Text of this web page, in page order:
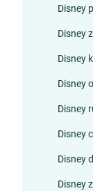
Disney
Disney
Disney
Disney
Disney
Disney
Disney
Disney